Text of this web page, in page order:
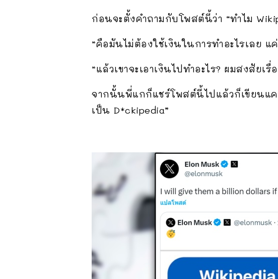
ก่อนจะตั้งคำถามกับโพสต์นี้ว่า “ทำไม
“คือมันไม่ต้องใช้เงินในการทำอะไรเลย
“แล้วเขาจะเอาเงินไปทำอะไร? ผมสงสัยเ
จากนั้นพี่แกก็แชร์โพสต์นี้ไปแล้วก็เขียนแค
เป็น D*ckipedia”